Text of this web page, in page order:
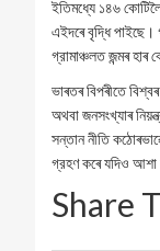
ইতিমধ্যে ১৪৬
এইদৰে বৃদ্ধি পাইছে।
গ্রামাঞ্চলত জন্মৰ হাৰ
ভাৰতৰ বিপৰীতে
অথবা জনসংখ্যাৰ
সন্তান নীতি
গ্রহণ কৰে যদিও আশা
Share